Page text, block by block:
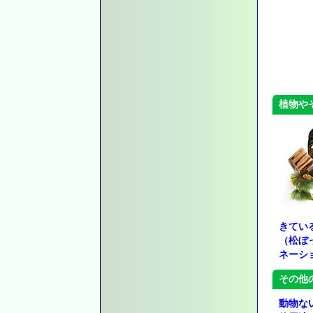
植物や
きて
（松
ネーシ
その他
動物な